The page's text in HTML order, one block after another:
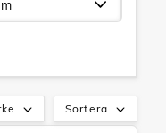
Sortera